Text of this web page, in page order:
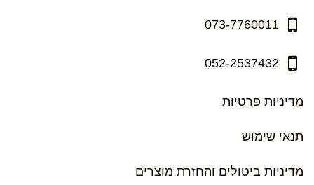
073-7760011
052-2537432
מדיניות פרטיות
תנאי שימוש
מדיניות ביטולים והחזרת מוצרים